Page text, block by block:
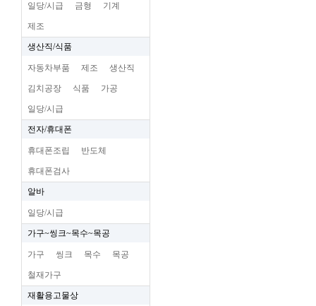
일당/시급 금형 기계
제조
생산직/식품
자동차부품 제조 생산직
김치공장 식품 가공
일당/시급
전자/휴대폰
휴대폰조립 반도체
휴대폰검사
알바
일당/시급
가구~씽크~목수~목공
가구 씽크 목수 목공
철재가구
재활용고물상